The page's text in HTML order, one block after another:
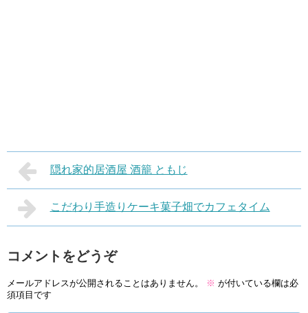
隠れ家的居酒屋 酒籠 ともじ
こだわり手造りケーキ菓子畑でカフェタイム
コメントをどうぞ
メールアドレスが公開されることはありません。 ※ が付いている欄は必
須項目です